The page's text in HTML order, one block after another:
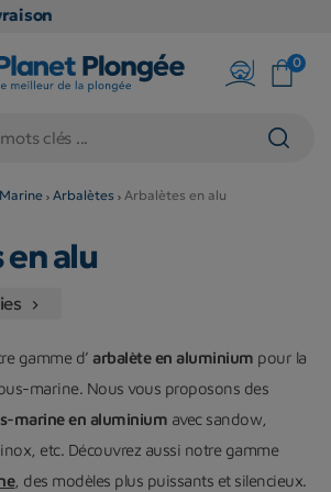
0
Arbalètes Arbalètes en alu
alu

gamme d’arbalète en aluminium pour la
marine. Nous vous proposons des
marine en aluminium avec sandow,
etc. Découvrez aussi notre gamme
, des modèles plus puissants et silencieux.